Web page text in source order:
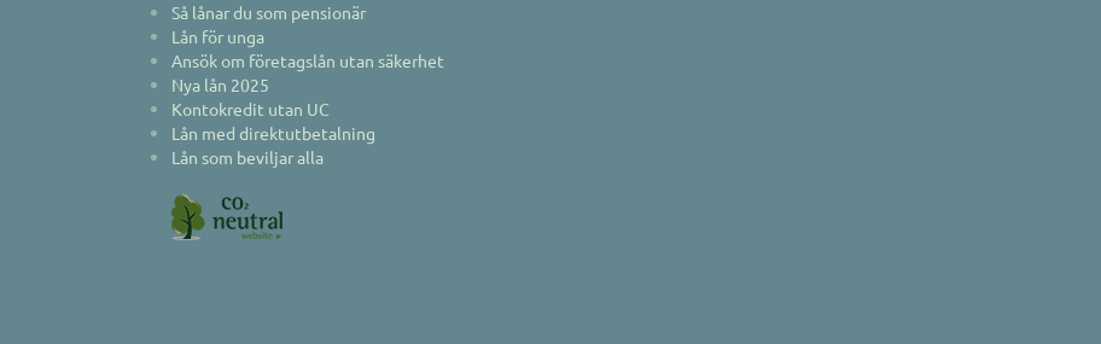
Så lånar du som pensionär
Lån för unga
Ansök om företagslån utan säkerhet
Nya lån 2025
Kontokredit utan UC
Lån med direktutbetalning
Lån som beviljar alla